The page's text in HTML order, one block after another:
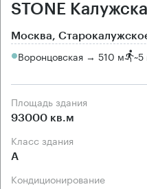
STONE
Москва,
Воронцовская → 510 м ~5
Площадь здания
93000 кв.м
Класс здания
А
Кондиционирование